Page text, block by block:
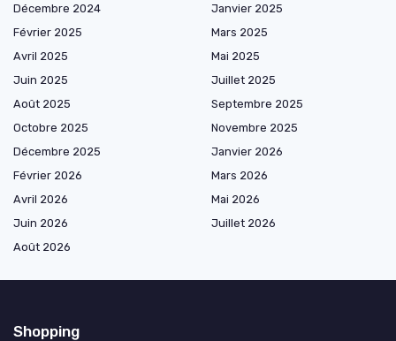
Décembre 2024
Janvier 2025
Février 2025
Mars 2025
Avril 2025
Mai 2025
Juin 2025
Juillet 2025
Août 2025
Septembre 2025
Octobre 2025
Novembre 2025
Décembre 2025
Janvier 2026
Février 2026
Mars 2026
Avril 2026
Mai 2026
Juin 2026
Juillet 2026
Août 2026
Shopping